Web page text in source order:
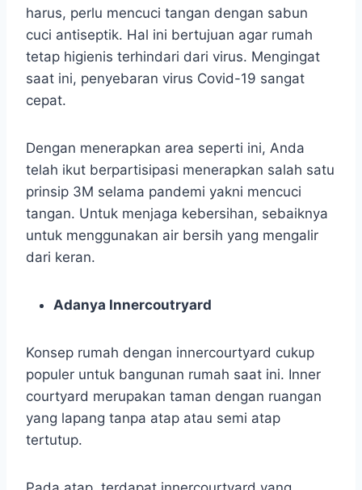
harus, perlu mencuci tangan dengan sabun
cuci antiseptik. Hal ini bertujuan agar rumah
tetap higienis terhindari dari virus. Mengingat
saat ini, penyebaran virus Covid-19 sangat
cepat.
Dengan menerapkan area seperti ini, Anda
telah ikut berpartisipasi menerapkan salah satu
prinsip 3M selama pandemi yakni mencuci
tangan. Untuk menjaga kebersihan, sebaiknya
untuk menggunakan air bersih yang mengalir
dari keran.
Adanya Innercoutryard
Konsep rumah dengan innercourtyard cukup
populer untuk bangunan rumah saat ini. Inner
courtyard merupakan taman dengan ruangan
yang lapang tanpa atap atau semi atap
tertutup.